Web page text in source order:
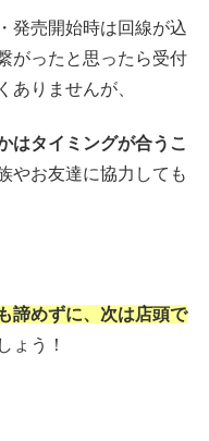
発売開始時は回線が込
がったと思ったら受付
ありませんが、
はタイミングが合うこ
やお友達に協力しても
諦めずに、次は店頭で
ょう！